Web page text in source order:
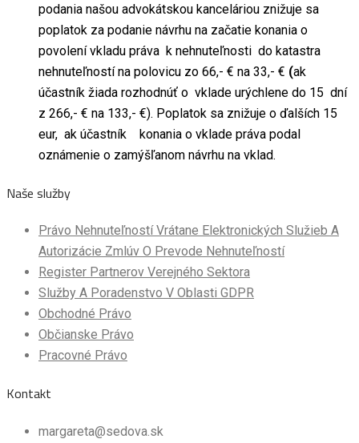
podania našou advokátskou kanceláriou znižuje sa
poplatok za podanie návrhu na začatie konania o
povolení vkladu práva k nehnuteľnosti do katastra
nehnuteľností na polovicu zo 66,- € na 33,- € (ak
účastník žiada rozhodnúť o vklade urýchlene do 15 dní
z 266,- € na 133,- €). Poplatok sa znižuje o ďalších 15
eur, ak účastník konania o vklade práva podal
oznámenie o zamýšľanom návrhu na vklad.
Naše služby
Právo Nehnuteľností Vrátane Elektronických Služieb A
Autorizácie Zmlúv O Prevode Nehnuteľností
Register Partnerov Verejného Sektora
Služby A Poradenstvo V Oblasti GDPR
Obchodné Právo
Občianske Právo
Pracovné Právo
Kontakt
margareta@sedova.sk